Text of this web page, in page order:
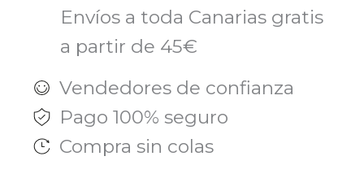
Envíos a toda Canarias gratis
a partir de 45€
Vendedores de confianza
Pago 100% seguro
Compra sin colas